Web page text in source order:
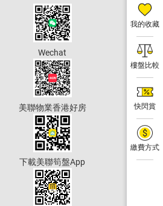
我的收藏
樓盤比較
快閃賞
繳費方式
Wechat
美聯物業香港好房
下載美聯筍盤App